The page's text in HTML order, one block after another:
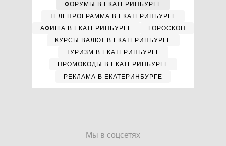
ФОРУМЫ В ЕКАТЕРИНБУРГЕ
ТЕЛЕПРОГРАММА В ЕКАТЕРИНБУРГЕ
АФИША В ЕКАТЕРИНБУРГЕ
ГОРОСКОП
КУРСЫ ВАЛЮТ В ЕКАТЕРИНБУРГЕ
ТУРИЗМ В ЕКАТЕРИНБУРГЕ
ПРОМОКОДЫ В ЕКАТЕРИНБУРГЕ
РЕКЛАМА В ЕКАТЕРИНБУРГЕ
Мы в соцсетях